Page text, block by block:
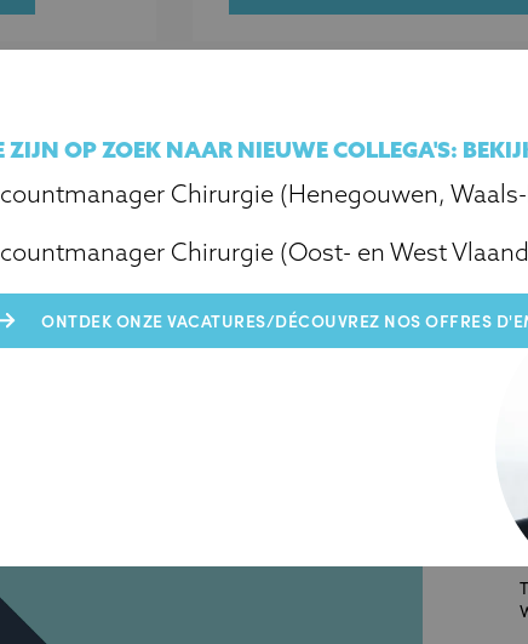
ZIJN OP ZOEK NAAR NIEUWE COLLEGA'S:
Chirurgie (Henegouwen,
Chirurgie (Oost- en West
ONTDEK ONZE VACATURES/DÉCOUVREZ NOS OFFRES